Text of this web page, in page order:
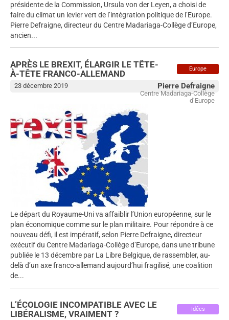
présidente de la Commission, Ursula von der Leyen, a choisi de
faire du climat un levier vert de l’intégration politique de l’Europe.
Pierre Defraigne, directeur du Centre Madariaga-Collège d’Europe,
ancien...
Europe
APRÈS LE BREXIT, ÉLARGIR LE TÊTE-
À-TÊTE FRANCO-ALLEMAND
Pierre Defraigne
Centre Madariaga-Collège
d’Europe
23 décembre 2019
Le départ du Royaume-Uni va affaiblir l’Union européenne, sur le
plan économique comme sur le plan militaire. Pour répondre à ce
nouveau défi, il est impératif, selon Pierre Defraigne, directeur
exécutif du Centre Madariaga-Collège d’Europe, dans une tribune
publiée le 13 décembre par La Libre Belgique, de rassembler, au-
delà d’un axe franco-allemand aujourd’hui fragilisé, une coalition
de...
Idées
L’ÉCOLOGIE INCOMPATIBLE AVEC LE
LIBÉRALISME, VRAIMENT ?